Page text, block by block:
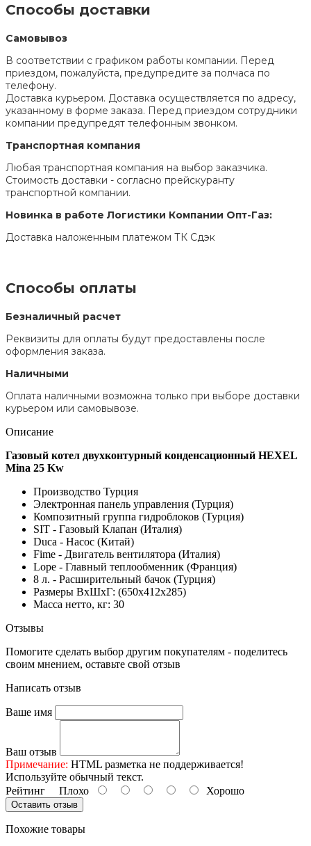
Способы доставки
Самовывоз
В соответствии с графиком работы компании. Перед
приездом, пожалуйста, предупредите за полчаса по
телефону.
Доставка курьером. Доставка осуществляется по адресу,
указанному в форме заказа. Перед приездом сотрудники
компании предупредят телефонным звонком.
Транспортная компания
Любая транспортная компания на выбор заказчика.
Стоимость доставки - согласно прейскуранту
транспортной компании.
Новинка в работе Логистики Компании Опт-Газ:
Доставка наложенным платежом ТК Сдэк
Способы оплаты
Безналичный расчет
Реквизиты для оплаты будут предоставлены после
оформления заказа.
Наличными
Оплата наличными возможна только при выборе доставки
курьером или самовывозе.
Описание
Газовый котел двухконтурный конденсационный HEXEL
Mina 25 Kw
Производство Турция
Электронная панель управления (Турция)
Композитный группа гидроблоков (Турция)
SIT - Газовый Клапан (Италия)
Duca - Насос (Китай)
Fime - Двигатель вентилятора (Италия)
Lope - Главный теплообменник (Франция)
8 л. - Расширительный бачок (Турция)
Размеры ВхШхГ: (650х412х285)
Масса нетто, кг: 30
Отзывы
Помогите сделать выбор другим покупателям - поделитесь
своим мнением, оставьте свой отзыв
Написать отзыв
Ваше имя
Ваш отзыв
Примечание: HTML разметка не поддерживается!
Используйте обычный текст.
Рейтинг Плохо Хорошо
Оставить отзыв
Похожие товары